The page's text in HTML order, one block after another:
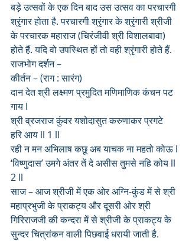
बड़े उत्सवों के एक दिन बाद उस उत्सव का परचारगी
श्रृंगार होता है. परचारगी श्रृंगार के श्रृंगारी श्रीजी
के परचारक महाराज (चिरंजीवी श्री विशालबावा)
होते हैं. यदि वो उपस्थित हों तो वही श्रृंगारी होते हैं.
राजभोग दर्शन –
कीर्तन – (राग : सारंग)
दान देत श्री लक्ष्मण प्रमुदित मणिमाणिक कंचन पट
गाय l
श्री व्रजराज कुंवर यशोदासुत करुणाकर प्रगटे
हरि आय ll 1 ll
रही न मन अभिलाष कछू अब याचक ना महतो कोऊ l
‘विष्णुदास’ उमगे अंतर तें दे असीस तुमसे नहि कोय ll
2 ll
साज – आज श्रीजी में एक ओर अग्नि-कुंड में से श्री
महाप्रभुजी के प्राकट्य और दूसरी ओर श्री
गिरिराजजी की कन्दरा में से श्रीजी के प्राकट्य के
सुन्दर चित्रांकन वाली पिछवाई धरायी जाती है.